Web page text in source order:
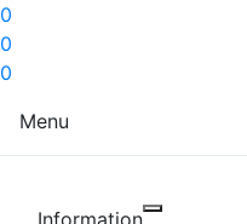
0
0
0
Menu
Information